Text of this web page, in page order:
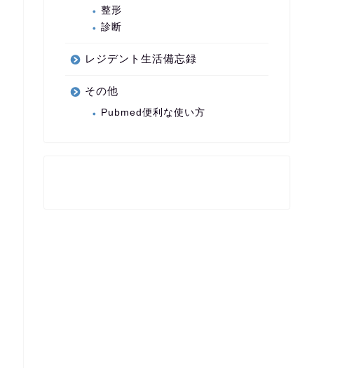
整形
診断
レジデント生活備忘録
その他
Pubmed便利な使い方